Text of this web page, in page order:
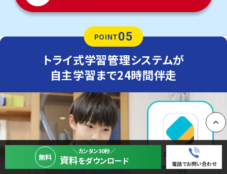
POINT05
トライ式学習管理システムが
自主学習まで24時間伴走
無料
＼カンタン30秒／
資料をダウンロード 電話でお問い合わせ